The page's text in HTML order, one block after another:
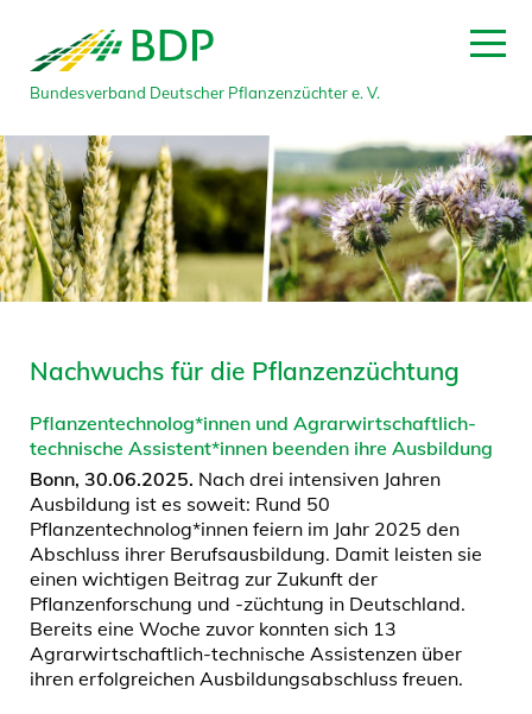
Bundesverband Deutscher Pflanzenzüchter e. V.
Nachwuchs für die Pflanzenzüchtung
Pflanzentechnolog*innen und Agrarwirtschaftlich-
technische Assistent*innen beenden ihre Ausbildung
Bonn, 30.06.2025. Nach drei intensiven Jahren
Ausbildung ist es soweit: Rund 50
Pflanzentechnolog*innen feiern im Jahr 2025 den
Abschluss ihrer Berufsausbildung. Damit leisten sie
einen wichtigen Beitrag zur Zukunft der
Pflanzenforschung und -züchtung in Deutschland.
Bereits eine Woche zuvor konnten sich 13
Agrarwirtschaftlich-technische Assistenzen über
ihren erfolgreichen Ausbildungsabschluss freuen.